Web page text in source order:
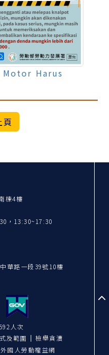
Harus
棟4樓
，13:30~17:30
華路一段39號10樓
人次
及範圍
檢舉貪瀆
國人勞動權益網
至